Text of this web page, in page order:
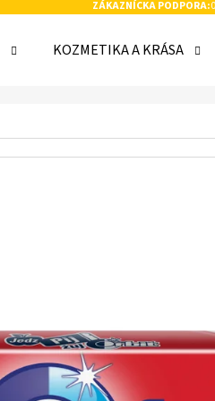
ZÁKAZNÍCKA PODPORA:
KOZMETIKA A KRÁSA